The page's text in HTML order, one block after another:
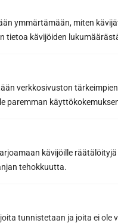
ymmärtämään, miten
tietoa kävijöiden
verkkosivuston
paremman
kävijöille
tehokkuutta.
tunnistetaan ja joita ei ole
040 3470 220
Öppet vardagar 9-16